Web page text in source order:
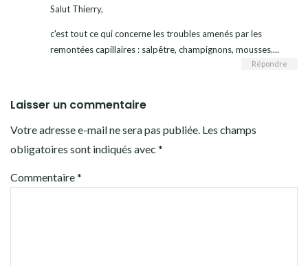
Salut Thierry,
c'est tout ce qui concerne les troubles amenés par les
remontées capillaires : salpêtre, champignons, mousses....
Répondre
Laisser un commentaire
Votre adresse e-mail ne sera pas publiée. Les champs
obligatoires sont indiqués avec *
Commentaire*